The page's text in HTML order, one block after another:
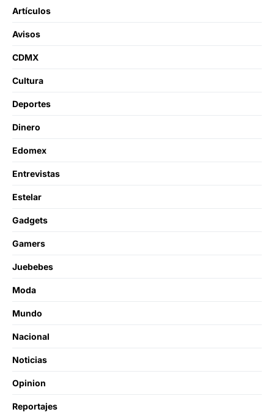
Artículos
Avisos
CDMX
Cultura
Deportes
Dinero
Edomex
Entrevistas
Estelar
Gadgets
Gamers
Juebebes
Moda
Mundo
Nacional
Noticias
Opinion
Reportajes